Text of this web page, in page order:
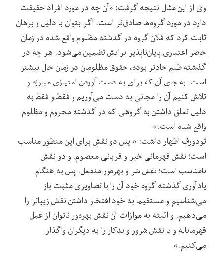
وی از این مثال نتیجه گرفت: «آن چه در مورد افراد حقیقت
دارد در مورد گروه‌ها صادق‌تر است. اگر بتوان با دلیل و برهان
ثابت کرد که فلان گروه در گذشته مظلوم واقع شده در زمان
حاضر اعتباری پایان‌ناپذیر برایش تضمین می‌شود. هر چه در
گذشته ظلم حادتر بوده، حقوق مظلومان در زمان حال بیشتر
است. به جای آن که برای به دست آوردن امتیازی مبارزه و
تلاش کنیم آن را مجانی به دست می‌آوریم و فقط و فقط به
دلیل تعلق داشتن به گروهی که در گذشته محروم و مظلوم
واقع شده است.»
تودورف اظهار داشت: « پس دو نقش برای این منظور مناسب
است؛ نقش قهرمانی خیر و قربانی معصوم. و دو نقش
نامناسب است؛ نقش شر و بهره‌ور منفعل. پس به هنگام
یادآوری گذشته گروه خود آن را با تصاویری مثبت باز
می‌شناسیم و مستقیما به خود افتخار داشتن نقش زیباتر را
می‌دهیم. و البته به موازات آن نقش بهره‌ور ناتوان از عمل
قهرمانانه و یا نقش شرور و بدکار را به دیگران واگذار
می‌کنیم.»